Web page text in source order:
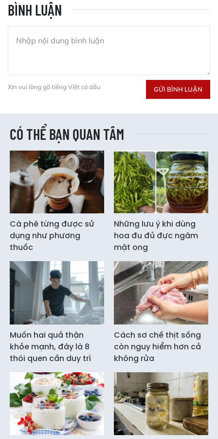
BÌNH LUẬN
Xin vui lòng gõ tiếng Việt có dấu GỬI BÌNH LUẬN
CÓ THỂ BẠN QUAN TÂM
Cà phê từng được sử
dụng như phương
thuốc
Những lưu ý khi dùng
hoa đu đủ đực ngâm
mật ong
Muốn hai quả thận
khỏe mạnh, đây là 8
thói quen cần duy trì
Cách sơ chế thịt sống
còn nguy hiểm hơn cả
không rửa